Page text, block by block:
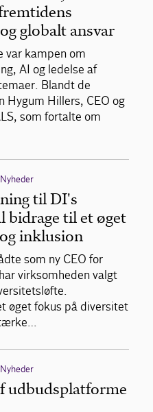
globalt ansvar
var kampen om
AI og ledelse af
Blandt de
Hygum Hillers, CEO og
som fortalte om
Nyheder
til DI's
bidrage til et øget
inklusion
som ny CEO for
virksomheden valgt
øget fokus på diversitet
Nyheder
udbudsplatforme